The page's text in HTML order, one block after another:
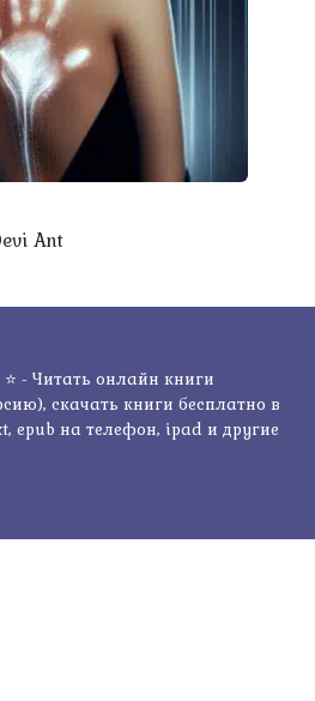
Ant
- Читать онлайн книги
скачать книги бесплатно в
epub на телефон, ipad и другие